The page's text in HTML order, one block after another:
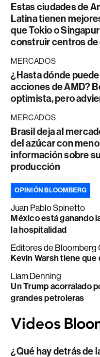
Estas ciudades de
Latina tienen
que Tokio o
construir centros de
MERCADOS
¿Hasta dónde
acciones de AMD?
optimista, pero
MERCADOS
Brasil deja al
del azúcar con
información sobre
producción
OPINIÓN BLOOMBERG
Juan Pablo Spinetto
México está ganando
la hospitalidad
Editores de Bloomberg
Kevin Warsh tiene
Liam Denning
Un Trump acorralado
grandes petroleras
¿Qué hay detrás de